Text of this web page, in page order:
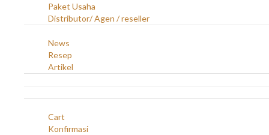
Paket Usaha
Distributor/ Agen / reseller
News
Resep
Artikel
Cart
Konfirmasi